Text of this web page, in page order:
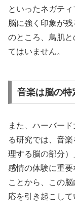
といったネガテ
脳に強く印象が
のところ、鳥肌
てはいません。
音楽は脳の特
また、ハーバー
る研究では、音
理する脳の部分
感情の体験に重
ことから、この
応を引き起こして